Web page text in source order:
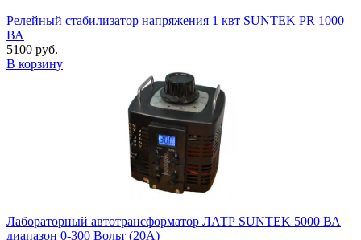
Релейный стабилизатор напряжения 1 квт SUNTEK PR 1000
ВА
5100 руб.
В корзину
Лабораторный автотрансформатор ЛАТР SUNTEK 5000 ВА
диапазон 0-300 Вольт (20А)